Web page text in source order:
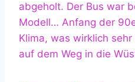
abgeholt. Der Bus war
Modell… Anfang der
Klima, was wirklich
auf dem Weg in die